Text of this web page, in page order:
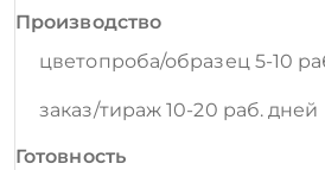
Производство
цветопроба/образец 5-10
заказ/тираж 10-20 раб. дней
Готовность